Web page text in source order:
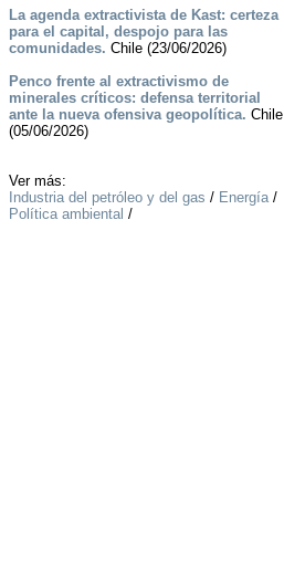
La agenda extractivista de Kast: certeza
para el capital, despojo para las
comunidades. Chile (23/06/2026)
Penco frente al extractivismo de
minerales críticos: defensa territorial
ante la nueva ofensiva geopolítica. Chile
(05/06/2026)
Ver más:
Industria del petróleo y del gas / Energía/
Política ambiental /